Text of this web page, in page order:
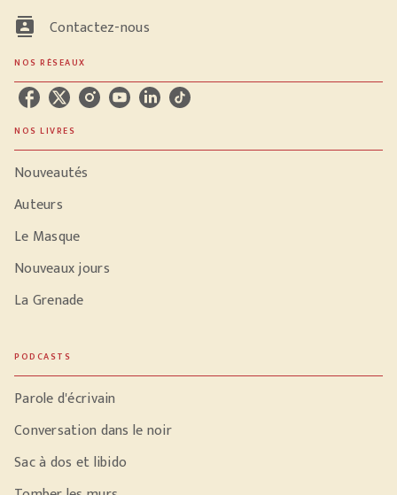
contacts Contactez-nous
NOS RÉSEAUX
NOS LIVRES
Nouveautés
Auteurs
Le Masque
Nouveaux jours
La Grenade
PODCASTS
Parole d'écrivain
Conversation dans le noir
Sac à dos et libido